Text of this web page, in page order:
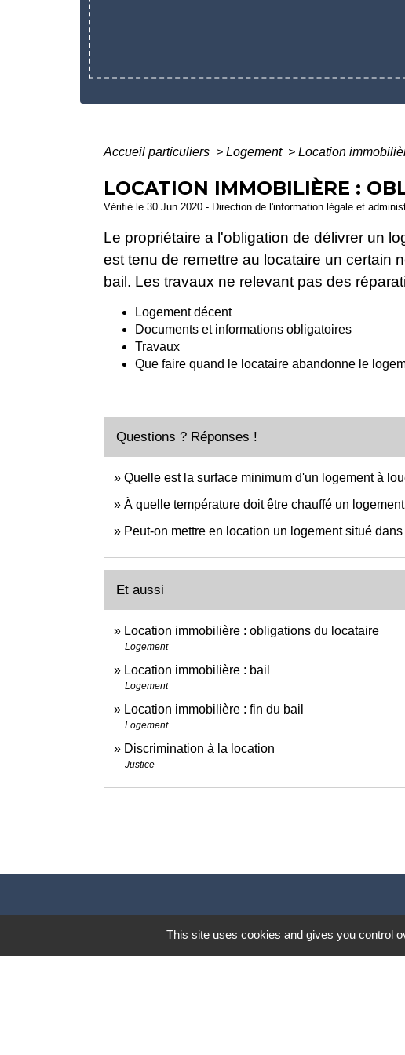
Accueil particuliers > Logement > Location
LOCATION IMMOBILIÈRE :
Vérifié le 30 Jun 2020 - Direction de l'information légale et
Le propriétaire a l'obligation de délivrer un
est tenu de remettre au locataire un certain
bail. Les travaux ne relevant pas des
Logement décent
Documents et informations obligatoires
Travaux
Que faire quand le locataire abandonne le
Questions ? Réponses !
Quelle est la surface minimum d'un logement à
À quelle température doit être chauffé un
Peut-on mettre en location un logement situé
Et aussi
Location immobilière : obligations du locataire
Logement
Location immobilière : bail
Logement
Location immobilière : fin du bail
Logement
Discrimination à la location
Justice
This site uses cookies and gives you control